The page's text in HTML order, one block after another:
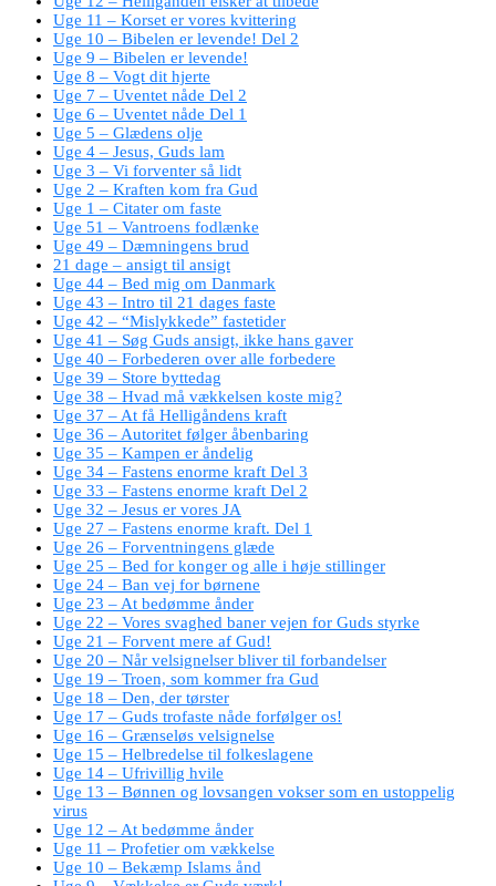
Uge 11 – Korset er vores kvittering
Uge 10 – Bibelen er levende! Del 2
Uge 9 – Bibelen er levende!
Uge 8 – Vogt dit hjerte
Uge 7 – Uventet nåde Del 2
Uge 6 – Uventet nåde Del 1
Uge 5 – Glædens olje
Uge 4 – Jesus, Guds lam
Uge 3 – Vi forventer så lidt
Uge 2 – Kraften kom fra Gud
Uge 1 – Citater om faste
Uge 51 – Vantroens fodlænke
Uge 49 – Dæmningens brud
21 dage – ansigt til ansigt
Uge 44 – Bed mig om Danmark
Uge 43 – Intro til 21 dages faste
Uge 42 – “Mislykkede” fastetider
Uge 41 – Søg Guds ansigt, ikke hans gaver
Uge 40 – Forbederen over alle forbedere
Uge 39 – Store byttedag
Uge 38 – Hvad må vækkelsen koste mig?
Uge 37 – At få Helligåndens kraft
Uge 36 – Autoritet følger åbenbaring
Uge 35 – Kampen er åndelig
Uge 34 – Fastens enorme kraft Del 3
Uge 33 – Fastens enorme kraft Del 2
Uge 32 – Jesus er vores JA
Uge 27 – Fastens enorme kraft. Del 1
Uge 26 – Forventningens glæde
Uge 25 – Bed for konger og alle i høje stillinger
Uge 24 – Ban vej for børnene
Uge 23 – At bedømme ånder
Uge 22 – Vores svaghed baner vejen for Guds styrke
Uge 21 – Forvent mere af Gud!
Uge 20 – Når velsignelser bliver til forbandelser
Uge 19 – Troen, som kommer fra Gud
Uge 18 – Den, der tørster
Uge 17 – Guds trofaste nåde forfølger os!
Uge 16 – Grænseløs velsignelse
Uge 15 – Helbredelse til folkeslagene
Uge 14 – Ufrivillig hvile
Uge 13 – Bønnen og lovsangen vokser som en ustoppelig
virus
Uge 12 – At bedømme ånder
Uge 11 – Profetier om vækkelse
Uge 10 – Bekæmp Islams ånd